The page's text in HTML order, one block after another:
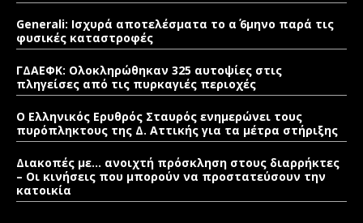
Generali: Ισχυρά αποτελέσματα το α΄ 6μηνο παρά τις
φυσικές καταστροφές
ΓΔΑΕΦΚ: Ολοκληρώθηκαν 325 αυτοψίες στις
πληγείσες από τις πυρκαγιές περιοχές
Ο Ελληνικός Ερυθρός Σταυρός ενημερώνει τους
πυρόπληκτους της Δ. Αττικής για τα μέτρα στήριξης
Διακοπές με… ανοιχτή πρόσκληση στους διαρρήκτες
– Οι κινήσεις που μπορούν να προστατεύσουν την
κατοικία